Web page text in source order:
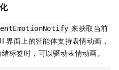
来获取当前
界面上的智能体支持表情动画，
标签时，可以驱动表情动画。